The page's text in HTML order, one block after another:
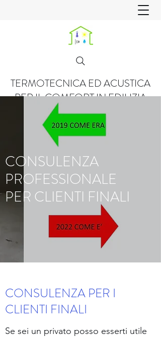
TERMOTECNICA ED ACUSTICA
PER IL COMFORT IN EDILIZIA
CONSULENZA
PROFESSIONALE
PER CLIENTI FINALI
CONSULENZA PER I
CLIENTI FINALI
Se sei un privato posso esserti utile